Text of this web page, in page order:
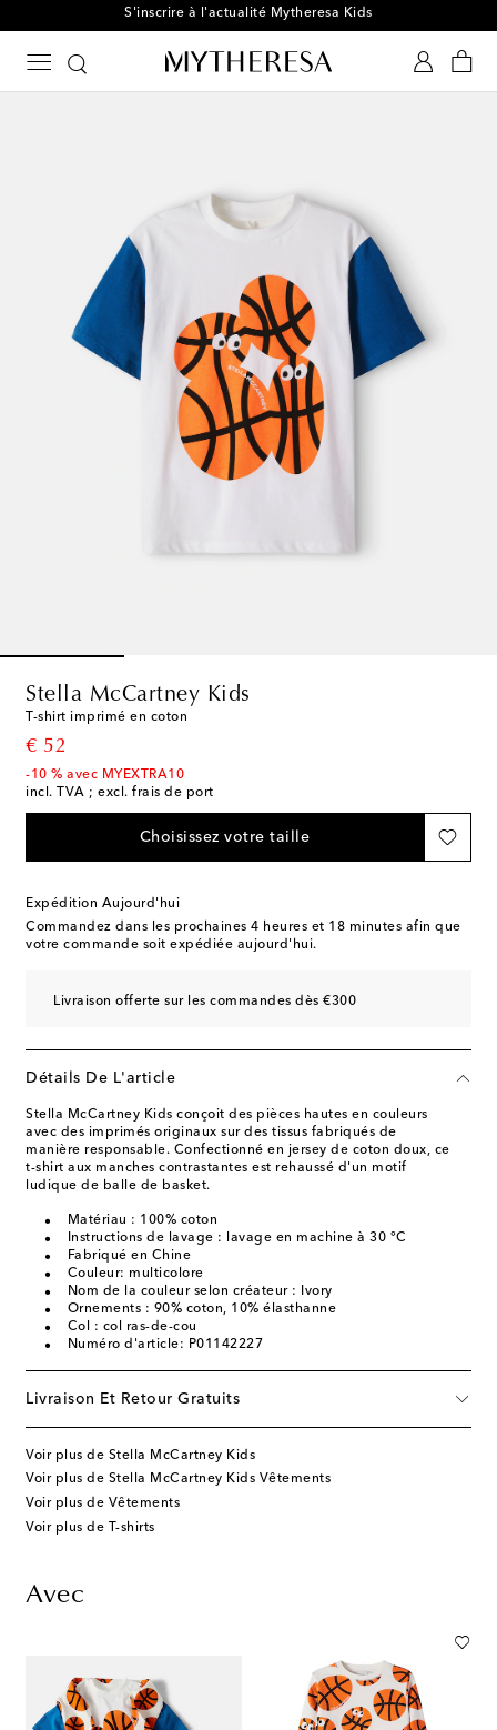
S'inscrire à l'actualité Mytheresa Kids
Stella McCartney Kids
T-shirt imprimé en coton
€ 52
original price
-10 % avec MYEXTRA10
incl. TVA ; excl. frais de port
Choisissez votre taille
Expédition Aujourd'hui
Commandez dans les prochaines 4 heures et 18 minutes afin que
votre commande soit expédiée aujourd'hui.
Livraison offerte sur les commandes dès €300
Détails De L'article
Stella McCartney Kids conçoit des pièces hautes en couleurs
avec des imprimés originaux sur des tissus fabriqués de
manière responsable. Confectionné en jersey de coton doux, ce
t-shirt aux manches contrastantes est rehaussé d'un motif
ludique de balle de basket.
Matériau : 100% coton
Instructions de lavage : lavage en machine à 30 °C
Fabriqué en Chine
Couleur: multicolore
Nom de la couleur selon créateur : Ivory
Ornements : 90% coton, 10% élasthanne
Col : col ras-de-cou
Numéro d'article: P01142227
Livraison Et Retour Gratuits
Voir plus de Stella McCartney Kids
Voir plus de Stella McCartney Kids Vêtements
Voir plus de Vêtements
Voir plus de T-shirts
Avec